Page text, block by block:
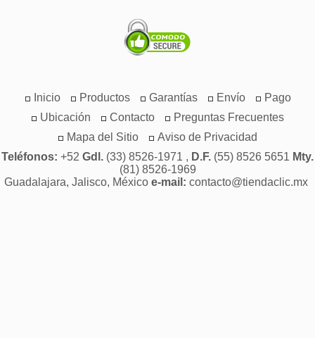
Inicio Productos Garantías Envío
Pago
Ubicación
Contacto
Preguntas Frecuentes
Mapa del Sitio
Aviso de Privacidad
Teléfonos: +52 Gdl. (33) 8526-1971 , D.F. (55) 8526 5651 Mty.
(81) 8526-1969
Guadalajara, Jalisco, México e-mail: contacto@tiendaclic.mx